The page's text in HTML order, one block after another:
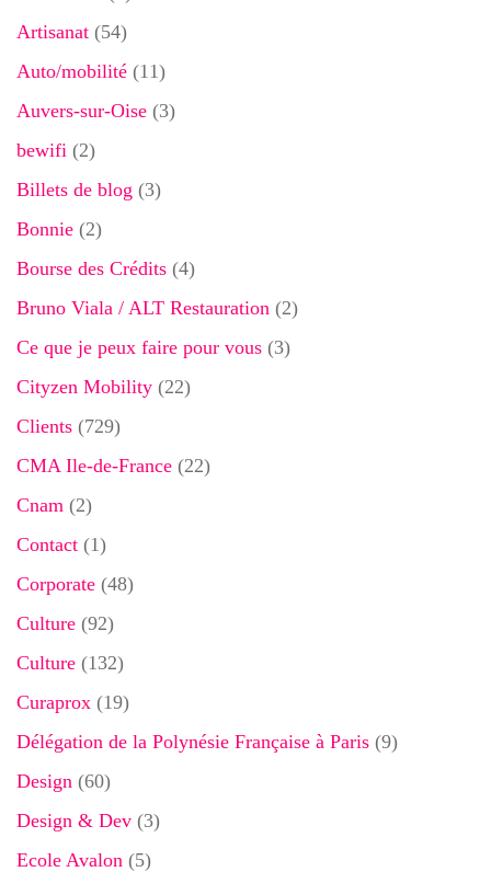
Artisanat (54)
Auto/mobilité (11)
Auvers-sur-Oise (3)
bewifi (2)
Billets de blog (3)
Bonnie (2)
Bourse des Crédits (4)
Bruno Viala / ALT Restauration (2)
Ce que je peux faire pour vous (3)
Cityzen Mobility (22)
Clients (729)
CMA Ile-de-France (22)
Cnam (2)
Contact (1)
Corporate (48)
Culture (92)
Culture (132)
Curaprox (19)
Délégation de la Polynésie Française à Paris (9)
Design (60)
Design & Dev (3)
Ecole Avalon (5)